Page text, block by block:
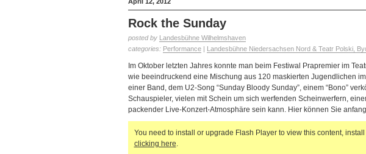
Rock the Sunday
posted by Landesbühne Wilhelmshaven
categories: Performance| Landesbühne Niedersachsen Nord & Teatr Polski,
Im Oktober letzten Jahres konnte man beim Festiwal Prapremier im
wie beeindruckend eine Mischung aus 120 maskierten Jugendlichen
einer Band, dem U2-Song “Sunday Bloody Sunday”, einem “Bono”
Schauspieler, vielen mit Schein um sich werfenden Scheinwerfern,
packender Live-Konzert-Atmosphäre sein kann. Hier können Sie
You need to install or upgrade Flash Player to view this content,
clicking here.